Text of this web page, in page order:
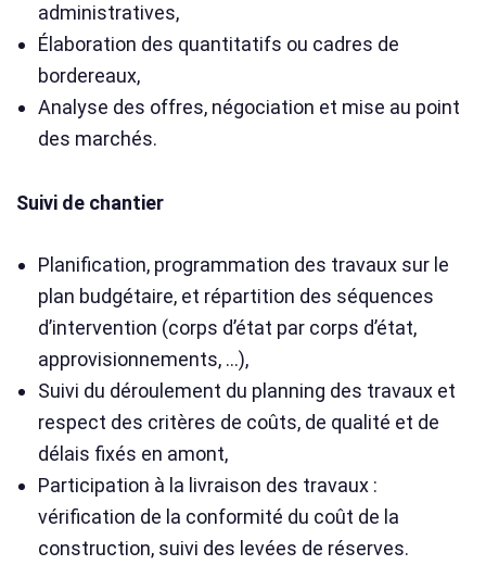
administratives,
Élaboration des quantitatifs ou cadres de
bordereaux,
Analyse des offres, négociation et mise au point
des marchés.
Suivi de chantier
Planification, programmation des travaux sur le
plan budgétaire, et répartition des séquences
d’intervention (corps d’état par corps d’état,
approvisionnements, …),
Suivi du déroulement du planning des travaux et
respect des critères de coûts, de qualité et de
délais fixés en amont,
Participation à la livraison des travaux :
vérification de la conformité du coût de la
construction, suivi des levées de réserves.